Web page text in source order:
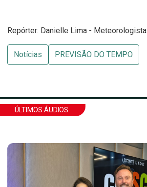
Repórter: Danielle Lima - Meteorologista
Notícias PREVISÃO DO TEMPO
ÚLTIMOS ÁUDIOS